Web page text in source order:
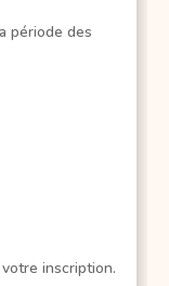
période des
inscription.